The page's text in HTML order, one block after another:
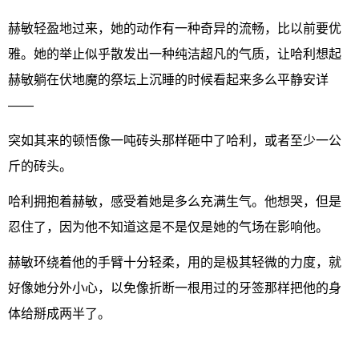
赫敏轻盈地过来，她的动作有一种奇异的流畅，比以前要优
雅。她的举止似乎散发出一种纯洁超凡的气质，让哈利想起
赫敏躺在伏地魔的祭坛上沉睡的时候看起来多么平静安详
——
突如其来的顿悟像一吨砖头那样砸中了哈利，或者至少一公
斤的砖头。
哈利拥抱着赫敏，感受着她是多么充满生气。他想哭，但是
忍住了，因为他不知道这是不是仅是她的气场在影响他。
赫敏环绕着他的手臂十分轻柔，用的是极其轻微的力度，就
好像她分外小心，以免像折断一根用过的牙签那样把他的身
体给掰成两半了。